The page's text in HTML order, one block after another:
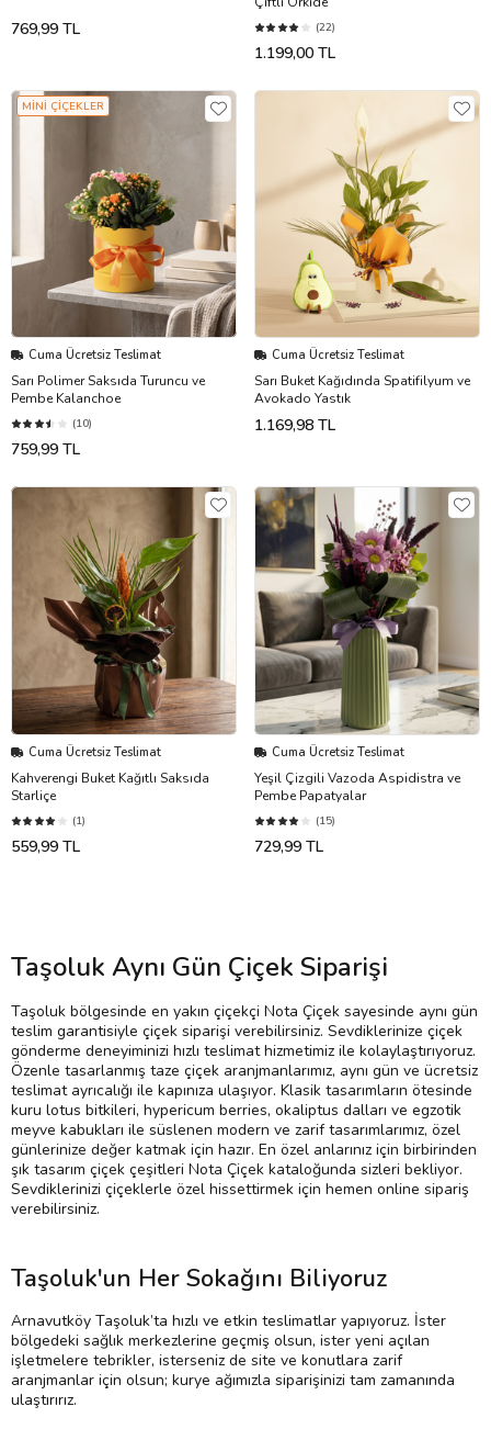
769,99 TL (22)
1.199,00 TL
MİNİ ÇİÇEKLER
Cuma Ücretsiz Teslimat
Sarı Polimer Saksıda Turuncu ve
Pembe Kalanchoe
(10)
759,99 TL
Cuma Ücretsiz Teslimat
Sarı Buket Kağıdında Spatifilyum ve
Avokado Yastık
1.169,98 TL
Cuma Ücretsiz Teslimat
Kahverengi Buket Kağıtlı Saksıda
Starliçe
(1)
559,99 TL
Cuma Ücretsiz Teslimat
Yeşil Çizgili Vazoda Aspidistra ve
Pembe Papatyalar
(15)
729,99 TL
Taşoluk Aynı Gün Çiçek Siparişi
Taşoluk bölgesinde en yakın çiçekçi Nota Çiçek sayesinde aynı gün
teslim garantisiyle çiçek siparişi verebilirsiniz. Sevdiklerinize çiçek
gönderme deneyiminizi hızlı teslimat hizmetimiz ile kolaylaştırıyoruz.
Özenle tasarlanmış taze çiçek aranjmanlarımız, aynı gün ve ücretsiz
teslimat ayrıcalığı ile kapınıza ulaşıyor. Klasik tasarımların ötesinde
kuru lotus bitkileri, hypericum berries, okaliptus dalları ve egzotik
meyve kabukları ile süslenen modern ve zarif tasarımlarımız, özel
günlerinize değer katmak için hazır. En özel anlarınız için birbirinden
şık tasarım çiçek çeşitleri Nota Çiçek kataloğunda sizleri bekliyor.
Sevdiklerinizi çiçeklerle özel hissettirmek için hemen online sipariş
verebilirsiniz.
Taşoluk'un Her Sokağını Biliyoruz
Arnavutköy Taşoluk’ta hızlı ve etkin teslimatlar yapıyoruz. İster
bölgedeki sağlık merkezlerine geçmiş olsun, ister yeni açılan
işletmelere tebrikler, isterseniz de site ve konutlara zarif
aranjmanlar için olsun; kurye ağımızla siparişinizi tam zamanında
ulaştırırız.